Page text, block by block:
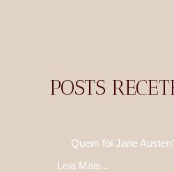
POSTS
Quem foi Jane
Leia Mais...